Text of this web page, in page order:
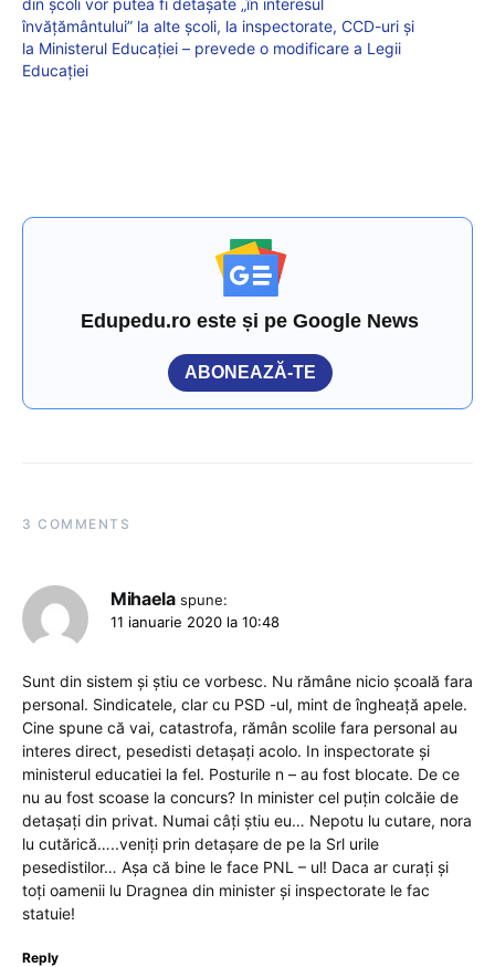
învățământului” la alte școli, la inspectorate, CCD-uri și
la Ministerul Educației – prevede o modificare a Legii
Educației
Edupedu.ro este și pe Google News
ABONEAZĂ-TE
3 COMMENTS
Mihaela spune:
11 ianuarie 2020 la 10:48
Sunt din sistem și știu ce vorbesc. Nu rămâne nicio școală fara
personal. Sindicatele, clar cu PSD -ul, mint de îngheață apele.
Cine spune că vai, catastrofa, rămân scolile fara personal au
interes direct, pesedisti detașați acolo. In inspectorate și
ministerul educatiei la fel. Posturile n – au fost blocate. De ce
nu au fost scoase la concurs? In minister cel puțin colcăie de
detașați din privat. Numai câți știu eu… Nepotu lu cutare, nora
lu cutărică…..veniți prin detașare de pe la Srl urile
pesedistilor… Așa că bine le face PNL – ul! Daca ar curați și
toți oamenii lu Dragnea din minister și inspectorate le fac
statuie!
Reply